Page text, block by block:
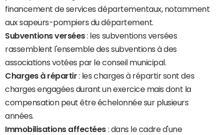
financement de services départementaux, notamment
aux sapeurs-pompiers du département.
Subventions versées: les subventions versées
rassemblent l'ensemble des subventions à des
associations votées par le conseil municipal.
Charges à répartir : les charges à répartir sont des
charges engagées durant un exercice mais dont la
compensation peut être échelonnée sur plusieurs
années.
Immobilisations affectées : dans le cadre d'une